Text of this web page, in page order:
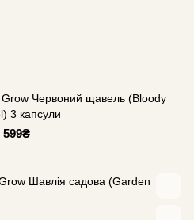
Червоний щавель (Bloody
3 капсули
599₴